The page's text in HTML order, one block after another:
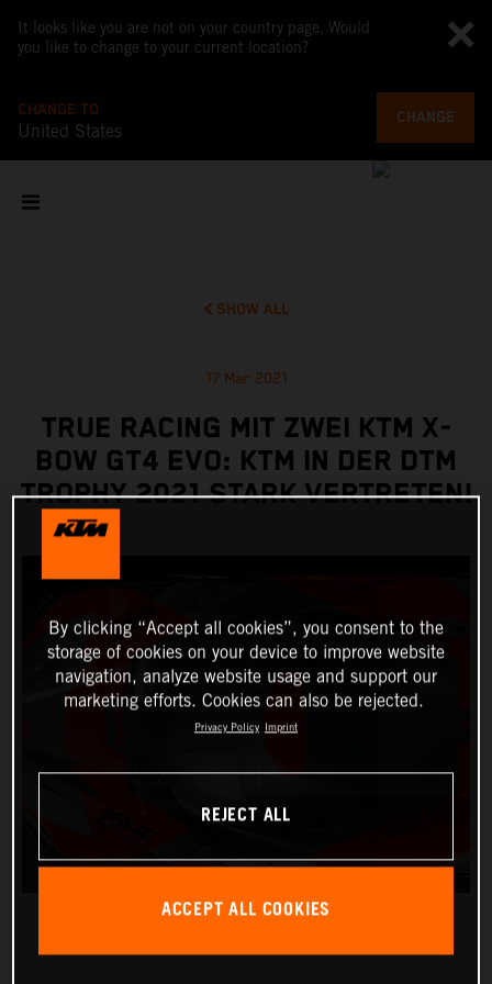
It looks like you are not on your country page. Would
you like to change to your current location?
CHANGE TO
United States
CHANGE
SHOW ALL
17 Mar 2021
TRUE RACING MIT ZWEI KTM X-
BOW GT4 EVO: KTM IN DER DTM
TROPHY 2021 STARK VERTRETEN!
By clicking “Accept all cookies”, you consent to the
storage of cookies on your device to improve website
navigation, analyze website usage and support our
marketing efforts. Cookies can also be rejected.
Privacy Policy Imprint
REJECT ALL
ACCEPT ALL COOKIES